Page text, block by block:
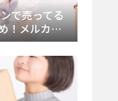
で売ってる
！メルカリ
ズと価格を